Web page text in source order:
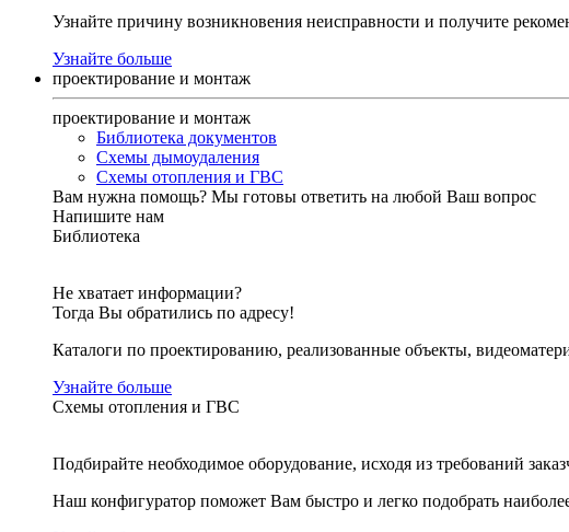
Узнайте причину возникновения неисправности и получите
Узнайте больше
проектирование и монтаж
проектирование и монтаж
Библиотека документов
Схемы дымоудаления
Схемы отопления и ГВС
Вам нужна помощь? Мы готовы ответить на любой Ваш вопрос
Напишите нам
Библиотека
Не хватает информации?
Тогда Вы обратились по адресу!
Каталоги по проектированию, реализованные объекты,
Узнайте больше
Схемы отопления и ГВС
Подбирайте необходимое оборудование, исходя из требований
Наш конфигуратор поможет Вам быстро и легко подобрать